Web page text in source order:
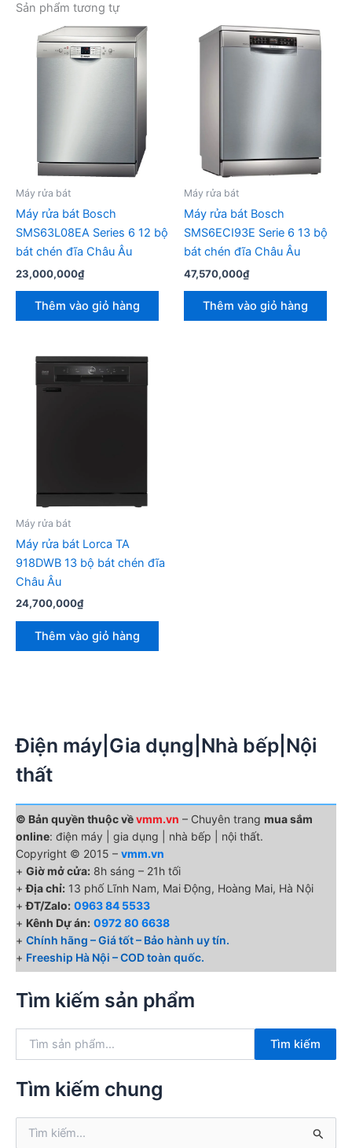
Sản phẩm tương tự
Máy rửa bát
Máy rửa bát Bosch
SMS63L08EA Series 6 12 bộ
bát chén đĩa Châu Âu
23,000,000₫
Thêm vào giỏ hàng
Máy rửa bát
Máy rửa bát Bosch
SMS6ECI93E Serie 6 13 bộ
bát chén đĩa Châu Âu
47,570,000₫
Thêm vào giỏ hàng
Máy rửa bát
Máy rửa bát Lorca TA
918DWB 13 bộ bát chén đĩa
Châu Âu
24,700,000₫
Thêm vào giỏ hàng
Điện máy|Gia dụng|Nhà bếp|Nội
thất
© Bản quyền thuộc vềvmm.vn – Chuyên trang mua sắm
online: điện máy | gia dụng | nhà bếp | nội thất.
Copyright © 2015 – vmm.vn
+ Giờ mở cửa: 8h sáng – 21h tối
+Địa chỉ: 13 phố Lĩnh Nam, Mai Động, Hoàng Mai, Hà Nội
+ĐT/Zalo: 0963 84 5533
+ Kênh Dự án: 0972 80 6638
+ Chính hãng – Giá tốt – Bảo hành uy tín.
+ Freeship Hà Nội – COD toàn quốc.
Tìm kiếm sản phẩm
k
Tìm kiếm
Tìm kiếm chung